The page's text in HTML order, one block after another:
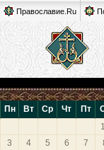
Православие.Ru
Пн Вт Ср Чт Пт
1
3
4 5 6 7